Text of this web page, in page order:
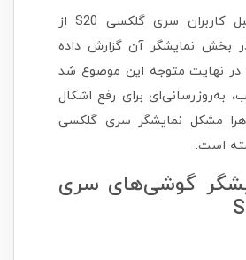
تابستان سال قبل کاربران سری گلکسی S20 از
بخش نمایشگر آن گزارش داده
در نهایت متوجه این موضوع شد
به‌روزرسانی‌ای برای رفع اشکال
مشکل نمایشگر سری گلکسی
گوشی‌های سری